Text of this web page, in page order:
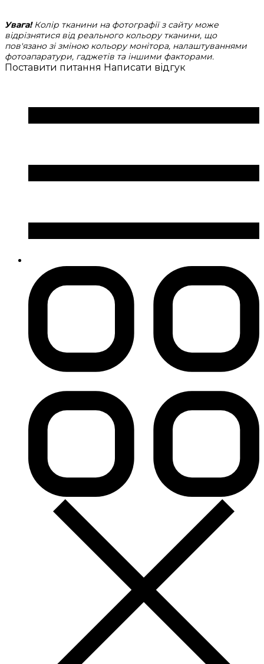
Увага!Колір тканини на фотографії з сайту може
відрізнятися від реального кольору тканини, що
пов'язано зі зміною кольору монітора, налаштуваннями
фотоапаратури, гаджетів та іншими факторами.
Поставити питання Написати відгук